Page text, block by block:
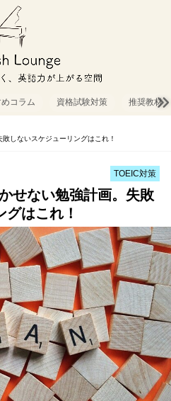
コラム 資格試験対策 推奨教材
しないスケジューリングはこれ！
TOEIC対策
せない勉強計画。失敗
グはこれ！